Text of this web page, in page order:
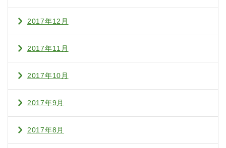
2017年12月
2017年11月
2017年10月
2017年9月
2017年8月